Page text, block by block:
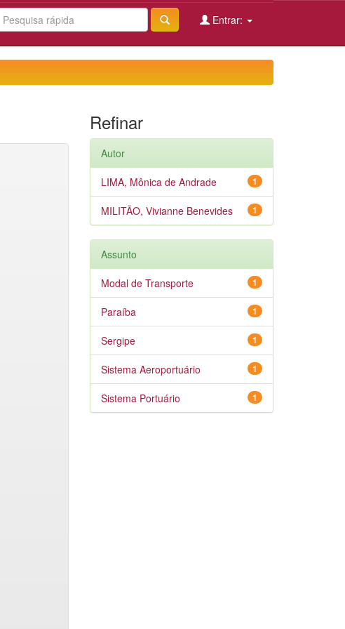
Entrar:
Refinar
Autor
1
LIMA, Mônica de Andrade
1
MILITÃO, Vivianne Benevides
Assunto
1
Modal de Transporte
1
Paraíba
1
Sergipe
1
Sistema Aeroportuário
1
Sistema Portuário